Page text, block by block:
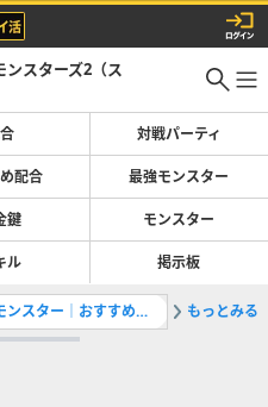
ンスターズ2（ス
対戦パーティ
配合 最強モンスター
鍵 モンスター
ル 掲示板
他国マスターの出現場所と出現モンスター｜おすすめスカウト 2全モン
もっとみる